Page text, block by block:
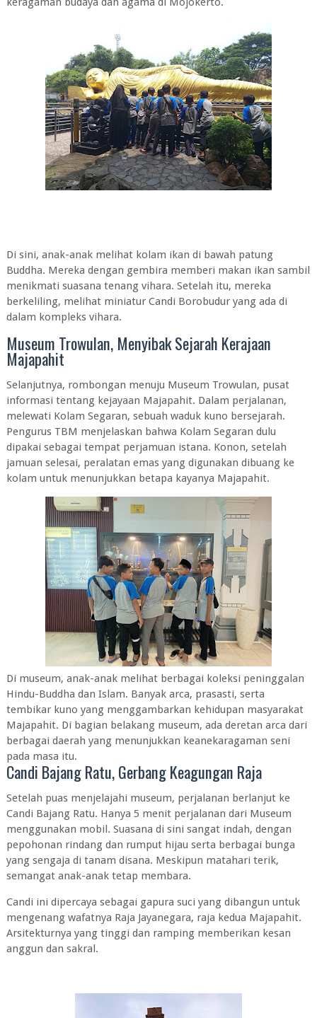
Di sini, anak-anak melihat kolam ikan di bawah patung
Buddha. Mereka dengan gembira memberi makan ikan sambil
menikmati suasana tenang vihara. Setelah itu, mereka
berkeliling, melihat miniatur Candi Borobudur yang ada di
dalam kompleks vihara.
Museum Trowulan, Menyibak Sejarah Kerajaan
Majapahit
Selanjutnya, rombongan menuju Museum Trowulan, pusat
informasi tentang kejayaan Majapahit. Dalam perjalanan,
melewati Kolam Segaran, sebuah waduk kuno bersejarah.
Pengurus TBM menjelaskan bahwa Kolam Segaran dulu
dipakai sebagai tempat perjamuan istana. Konon, setelah
jamuan selesai, peralatan emas yang digunakan dibuang ke
kolam untuk menunjukkan betapa kayanya Majapahit.
Di museum, anak-anak melihat berbagai koleksi peninggalan
Hindu-Buddha dan Islam. Banyak arca, prasasti, serta
tembikar kuno yang menggambarkan kehidupan masyarakat
Majapahit. Di bagian belakang museum, ada deretan arca dari
berbagai daerah yang menunjukkan keanekaragaman seni
pada masa itu.
Candi Bajang Ratu, Gerbang Keagungan Raja
Setelah puas menjelajahi museum, perjalanan berlanjut ke
Candi Bajang Ratu. Hanya 5 menit perjalanan dari Museum
menggunakan mobil. Suasana di sini sangat indah, dengan
pepohonan rindang dan rumput hijau serta berbagai bunga
yang sengaja di tanam disana. Meskipun matahari terik,
semangat anak-anak tetap membara.
Candi ini dipercaya sebagai gapura suci yang dibangun untuk
mengenang wafatnya Raja Jayanegara, raja kedua Majapahit.
Arsitekturnya yang tinggi dan ramping memberikan kesan
anggun dan sakral.